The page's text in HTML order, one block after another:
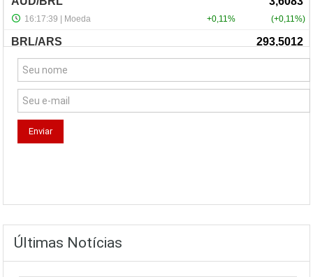
NewsLetter
Últimas Notícias